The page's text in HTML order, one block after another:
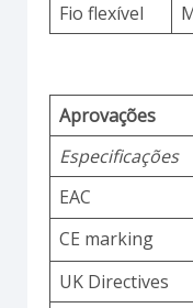
Fio flexível
Aprovações
Especificações
EAC
CE marking
UK Directives